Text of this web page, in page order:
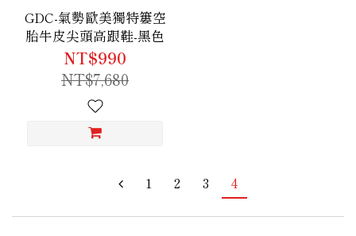
GDC-氣勢歐美獨特簍空
胎牛皮尖頭高跟鞋-黑色
NT$990
NT$7,680
1 2 3 4